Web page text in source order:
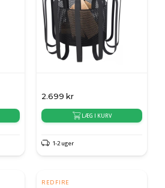
2.699 kr
LÆG I KURV
1-2 uger
REDFIRE